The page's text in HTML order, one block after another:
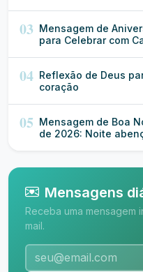
03 Mensagem de
para Celebrar com
04 Reflexão de Deus
coração
05 Mensagem de Boa
de 2026: Noite
Mensagens
Receba uma
mail.